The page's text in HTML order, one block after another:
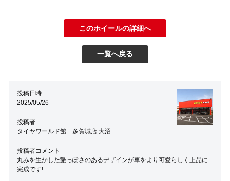
このホイールの詳細へ
一覧へ戻る
投稿日時
2025/05/26
投稿者
タイヤワールド館 多賀城店 大沼
投稿者コメント
丸みを生かした艶っぽさのあるデザインが車をより可愛らしく上品に
完成です!